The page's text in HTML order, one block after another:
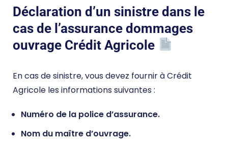
Déclaration d’un sinistre dans le
cas de l’assurance dommages
ouvrage Crédit Agricole
En cas de sinistre, vous devez fournir à Crédit
Agricole les informations suivantes :
Numéro de la police d’assurance.
Nom du maître d’ouvrage.